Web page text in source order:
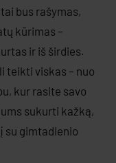
bus rašymas,
kūrimas –
ir iš širdies.
teikti viskas – nuo
kur rasite savo
sukurti kažką,
su gimtadienio